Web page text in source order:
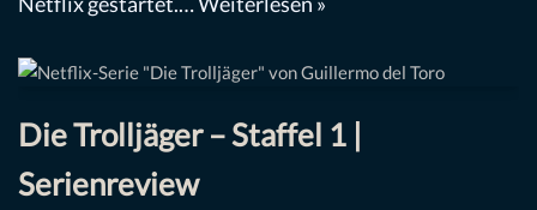
Die Trolljäger – Staffel 1 |
Serienreview